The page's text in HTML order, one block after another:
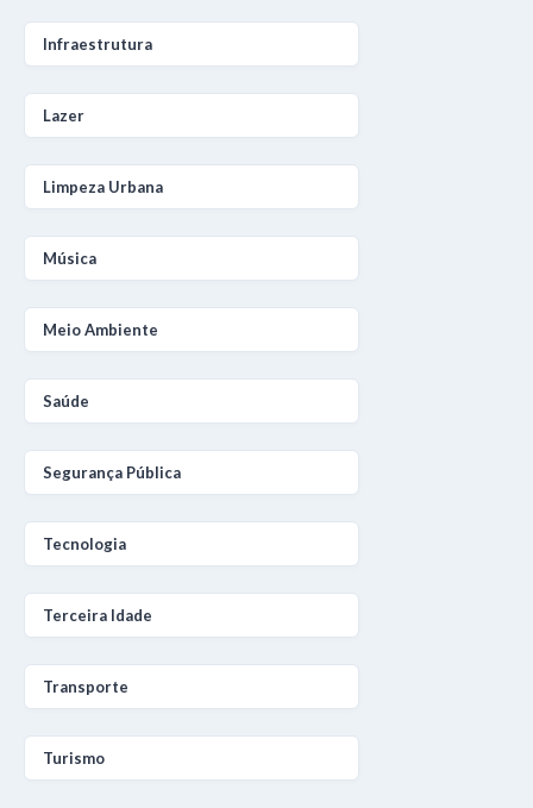
Infraestrutura
Lazer
Limpeza Urbana
Música
Meio Ambiente
Saúde
Segurança Pública
Tecnologia
Terceira Idade
Transporte
Turismo